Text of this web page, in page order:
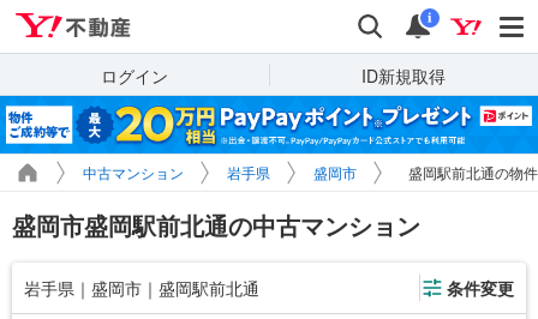
検索 通知
i
ログイン ID新規取得
中古マンション 岩手県 盛岡市 盛岡駅前北通の物
盛岡市盛岡駅前北通の中古マンション
岩手県｜盛岡市｜盛岡駅前北通 条件変更